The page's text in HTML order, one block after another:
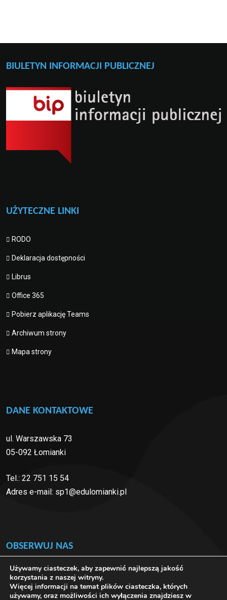
BIULETYN INFORMACJI PUBLICZNEJ
UŻYTECZNE LINKI
RODO
Deklaracja dostępności
Librus
Office 365
Pobierz aplikację Teams
Archiwum strony
Mapa strony
DANE KONTAKTOWE
ul. Warszawska 73
05-092 Łomianki
Tel.: 22 751 15 54
Adres e-mail: sp1@edulomianki.pl
OBSERWUJ NAS
Używamy ciasteczek, aby zapewnić najlepszą jakość
korzystania z naszej witryny.
Więcej informacji na temat plików ciasteczka, których
używamy, oraz możliwości ich wyłączenia znajdziesz w